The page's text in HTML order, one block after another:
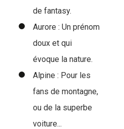
de fantasy.
Aurore : Un prénom
doux et qui
évoque la nature.
Alpine : Pour les
fans de montagne,
ou de la superbe
voiture...